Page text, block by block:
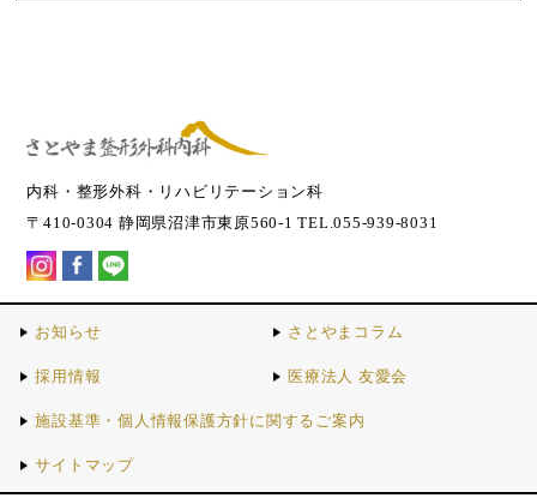
内科・整形外科・リハビリテーション科
〒410-0304 静岡県沼津市東原560-1 TEL.055-939-8031
お知らせ さとやまコラム
採用情報 医療法人 友愛会
施設基準・個人情報保護方針に関するご案内
サイトマップ